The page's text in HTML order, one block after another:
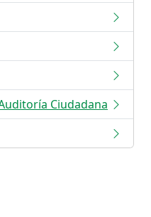
Ciudadana